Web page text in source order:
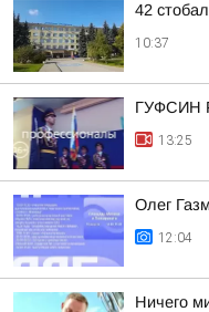
42
10:37
ГУФСИН
13:25
Олег
12:04
Ничего